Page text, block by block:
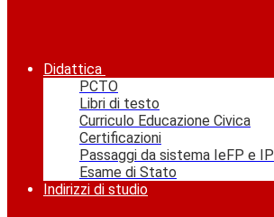
Didattica
PCTO
Libri di testo
Curriculo Educazione Civica
Certificazioni
Passaggi da sistema IeFP e IP
Esame di Stato
Indirizzi di studio